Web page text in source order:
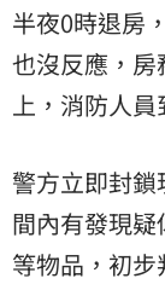
半夜0時退房
也沒反應，
上，消防人
警方立即封
間內有發現
等物品，初